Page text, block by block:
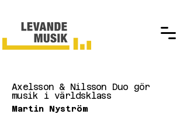
Axelsson & Nilsson Duo gör
musik i världsklass
Martin Nyström